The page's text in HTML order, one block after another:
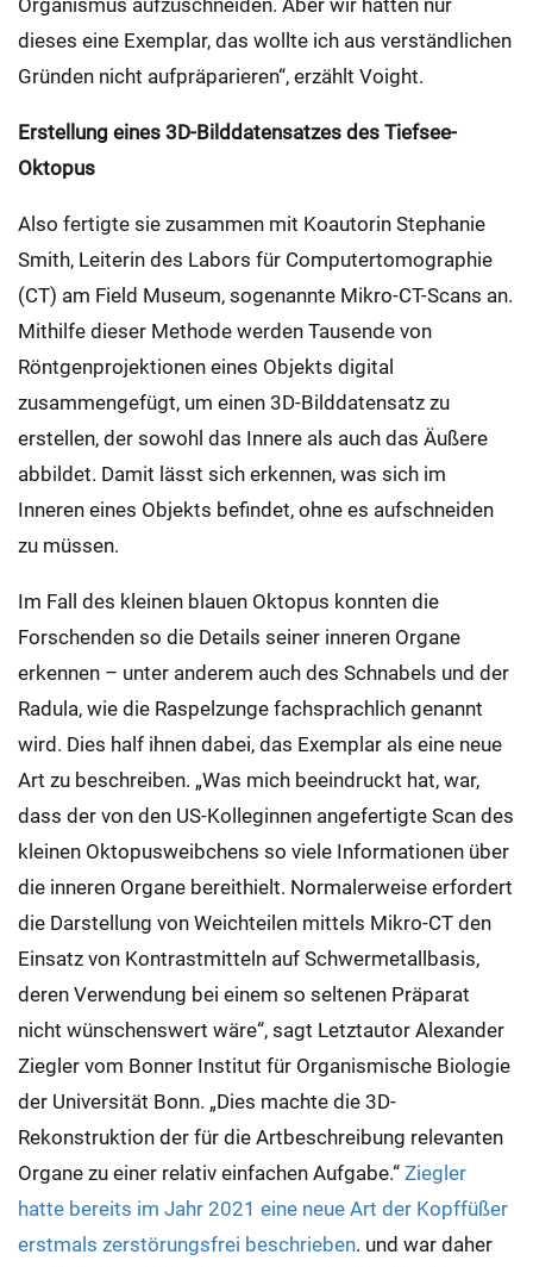
Organismus aufzuschneiden. Aber wir hatten nur
dieses eine Exemplar, das wollte ich aus verständlichen
Gründen nicht aufpräparieren“, erzählt Voight.
Erstellung eines 3D-Bilddatensatzes des Tiefsee-
Oktopus
Also fertigte sie zusammen mit Koautorin Stephanie
Smith, Leiterin des Labors für Computertomographie
(CT) am Field Museum, sogenannte Mikro-CT-Scans an.
Mithilfe dieser Methode werden Tausende von
Röntgenprojektionen eines Objekts digital
zusammengefügt, um einen 3D-Bilddatensatz zu
erstellen, der sowohl das Innere als auch das Äußere
abbildet. Damit lässt sich erkennen, was sich im
Inneren eines Objekts befindet, ohne es aufschneiden
zu müssen.
Im Fall des kleinen blauen Oktopus konnten die
Forschenden so die Details seiner inneren Organe
erkennen – unter anderem auch des Schnabels und der
Radula, wie die Raspelzunge fachsprachlich genannt
wird. Dies half ihnen dabei, das Exemplar als eine neue
Art zu beschreiben. „Was mich beeindruckt hat, war,
dass der von den US-Kolleginnen angefertigte Scan des
kleinen Oktopusweibchens so viele Informationen über
die inneren Organe bereithielt. Normalerweise erfordert
die Darstellung von Weichteilen mittels Mikro-CT den
Einsatz von Kontrastmitteln auf Schwermetallbasis,
deren Verwendung bei einem so seltenen Präparat
nicht wünschenswert wäre“, sagt Letztautor Alexander
Ziegler vom Bonner Institut für Organismische Biologie
der Universität Bonn. „Dies machte die 3D-
Rekonstruktion der für die Artbeschreibung relevanten
Organe zu einer relativ einfachen Aufgabe.“ Ziegler
hatte bereits im Jahr 2021 eine neue Art der Kopffüßer
erstmals zerstörungsfrei beschrieben. und war daher